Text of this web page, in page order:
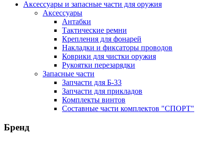
Аксессуары и запасные части для оружия
Аксессуары
Антабки
Тактические ремни
Крепления для фонарей
Накладки и фиксаторы проводов
Коврики для чистки оружия
Рукоятки перезарядки
Запасные части
Запчасти для Б-33
Запчасти для прикладов
Комплекты винтов
Составные части комплектов "СПОРТ"
Бренд